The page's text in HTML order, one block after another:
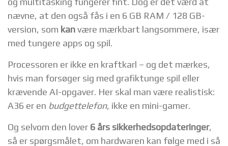
nævne, at den også fås i en 6 GB RAM / 128 GB-
version, som kanvære mærkbart langsommere, især
med tungere apps og spil.
Processoren er ikke en kraftkarl – og det mærkes,
hvis man forsøger sig med grafiktunge spil eller
krævende AI-opgaver. Her skal man være realistisk:
A36 er en budgettelefon, ikke en mini-gamer.
Og selvom den lover 6 års sikkerhedsopdateringer,
så er spørgsmålet, om hardwaren kan følge med i så